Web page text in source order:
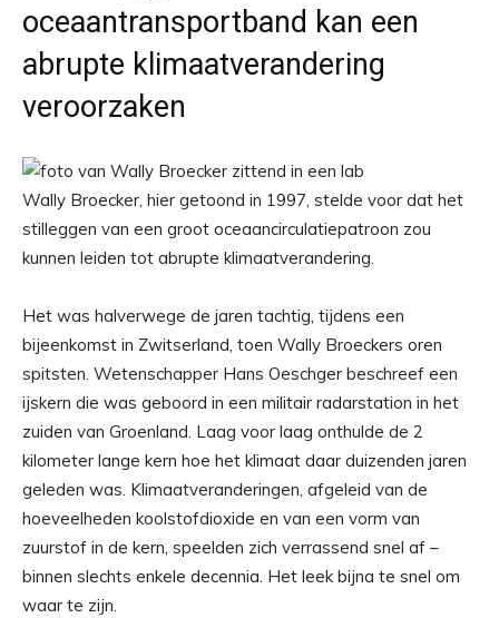
oceaantransportband kan een
abrupte klimaatverandering
veroorzaken
Wally Broecker, hier getoond in 1997, stelde voor dat het
stilleggen van een groot oceaancirculatiepatroon zou
kunnen leiden tot abrupte klimaatverandering.
Het was halverwege de jaren tachtig, tijdens een
bijeenkomst in Zwitserland, toen Wally Broeckers oren
spitsten. Wetenschapper Hans Oeschger beschreef een
ijskern die was geboord in een militair radarstation in het
zuiden van Groenland. Laag voor laag onthulde de 2
kilometer lange kern hoe het klimaat daar duizenden jaren
geleden was. Klimaatveranderingen, afgeleid van de
hoeveelheden koolstofdioxide en van een vorm van
zuurstof in de kern, speelden zich verrassend snel af –
binnen slechts enkele decennia. Het leek bijna te snel om
waar te zijn.